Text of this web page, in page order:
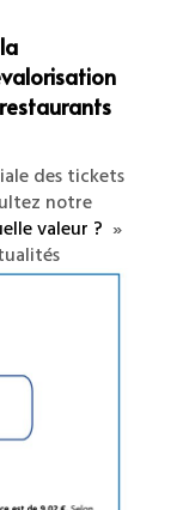
la
des tickets
notre
valeur ? »